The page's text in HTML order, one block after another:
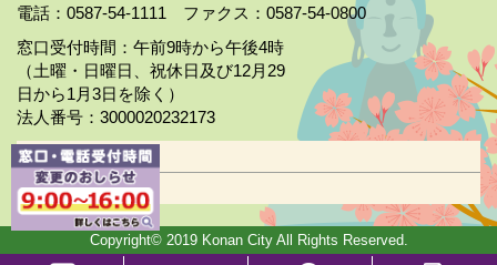
電話：0587-54-1111 ファクス：0587-54-0800
窓口受付時間：午前9時から午後4時
（土曜・日曜日、祝休日及び12月29
日から1月3日を除く）
法人番号：3000020232173
市役所案内
日曜市役所
Copyright© 2019 Konan City All Rights Reserved.